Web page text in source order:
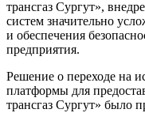
трансгаз Сургут»,
систем значительно
и обеспечения
предприятия.
Решение о переходе на
платформы для
трансгаз Сургут» было